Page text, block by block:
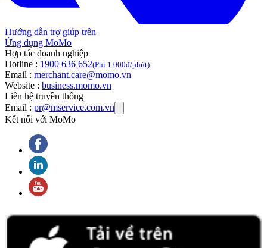
Hướng dẫn trợ giúp trên
Ứng dụng MoMo
Hợp tác doanh nghiệp
Hotline : 1900 636 652(Phí 1.000đ/phút)
Email : merchant.care@momo.vn
Website : business.momo.vn
Liên hệ truyền thông
Email : pr@mservice.com.vn
Kết nối với MoMo